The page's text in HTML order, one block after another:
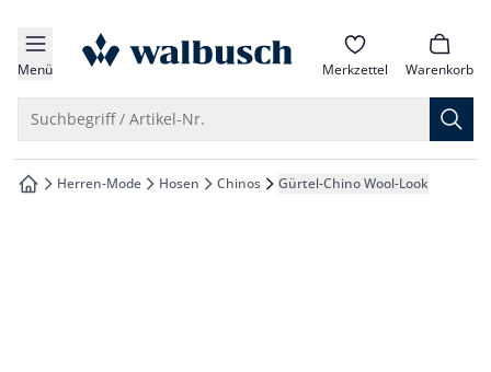
springen
springen
springen
springen
Menü zur Startseite Merkzettel Warenkorb
Suchbegriff / Artikel-Nr.
zur Startseite
Herren-Mode Hosen Chinos Gürtel-Chino Wool-Look